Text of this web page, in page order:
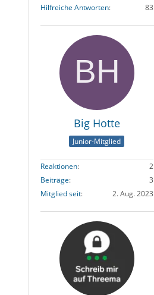
Hilfreiche Antworten
83
Big Hotte
Junior-Mitglied
Reaktionen
2
Beiträge
3
Mitglied seit
2. Aug. 2023